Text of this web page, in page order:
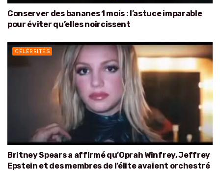
Conserver des bananes 1 mois : l’astuce imparable
pour éviter qu’elles noircissent
CÉLÉBRITÉS
Britney Spears a affirmé qu’Oprah Winfrey, Jeffrey
Epstein et des membres de l’élite avaient orchestré